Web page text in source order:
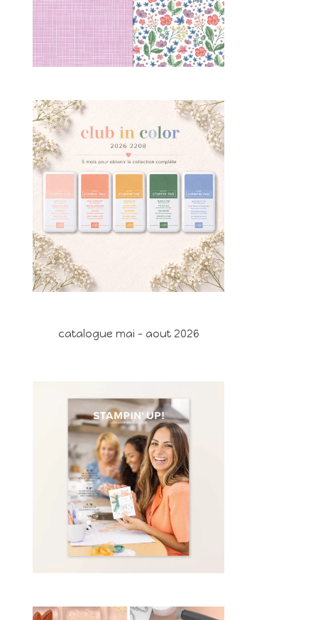
catalogue mai - aout 2026